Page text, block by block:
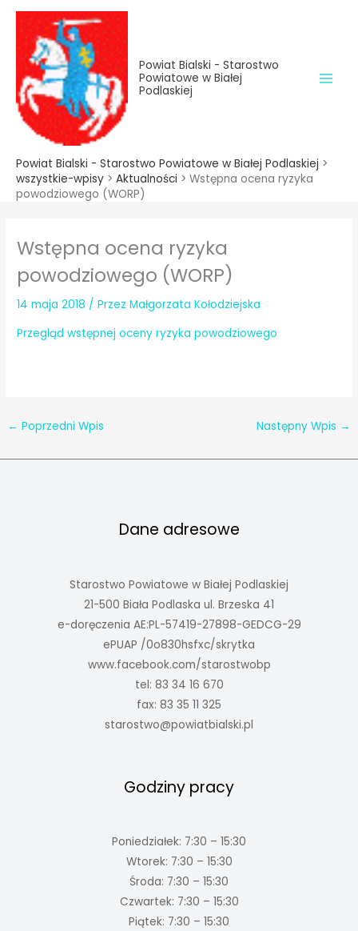
treści
Przejdź
treści
Powiat Bialski - Starostwo
Powiatowe w Białej
Podlaskiej
Powiat Bialski - Starostwo Powiatowe w Białej Podlaskiej >
wszystkie-wpisy > Aktualności > Wstępna ocena ryzyka
powodziowego (WORP)
Wstępna ocena ryzyka
powodziowego (WORP)
14 maja 2018 / PrzezMałgorzata Kołodziejska
Przegląd wstępnej oceny ryzyka powodziowego
← Poprzedni Wpis Następny Wpis →
Dane adresowe
Starostwo Powiatowe w Białej Podlaskiej
21-500 Biała Podlaska ul. Brzeska 41
e-doręczenia AE:PL-57419-27898-GEDCG-29
ePUAP /0o830hsfxc/skrytka
www.facebook.com/starostwobp
tel: 83 34 16 670
fax: 83 35 11 325
starostwo@powiatbialski.pl
Godziny pracy
Poniedziałek: 7:30 – 15:30
Wtorek: 7:30 – 15:30
Środa: 7:30 – 15:30
Czwartek: 7:30 – 15:30
Piątek: 7:30 – 15:30